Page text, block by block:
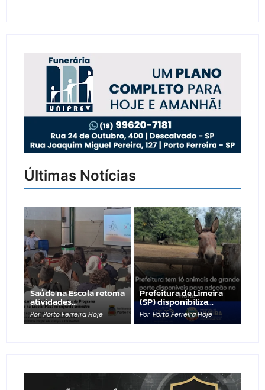
Últimas Notícias
Saúde na Escola retoma
atividades…
Por Porto Ferreira Hoje
Prefeitura de Limeira
(SP) disponibiliza…
Por Porto Ferreira Hoje